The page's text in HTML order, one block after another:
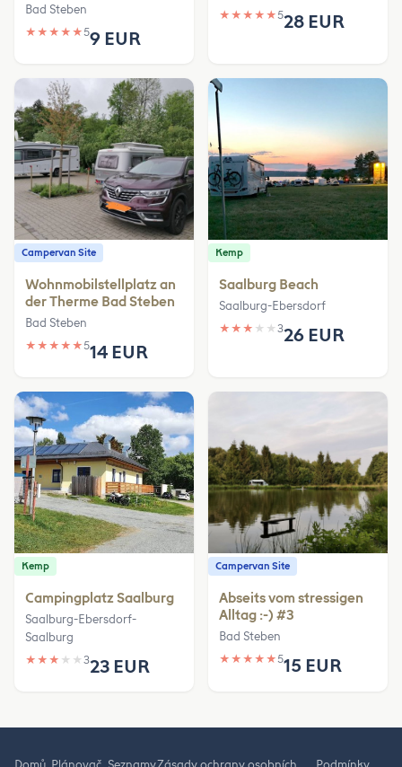
Bad Steben
★ ★ ★ ★ ★59 EUR
★ ★ ★ ★ ★528 EUR
Campervan Site
Wohnmobilstellplatz an
der Therme Bad Steben
Bad Steben
★ ★ ★ ★ ★514 EUR
Kemp
Saalburg Beach
Saalburg-Ebersdorf
★ ★ ★ ★ ★ 326 EUR
Kemp
Campingplatz Saalburg
Saalburg-Ebersdorf-
Saalburg
★ ★ ★ ★ ★ 323 EUR
Campervan Site
Abseits vom stressigen
Alltag :-) #3
Bad Steben
★ ★ ★ ★ ★515 EUR
Domů Plánovač SeznamyZásady ochrany osobních Podmínky